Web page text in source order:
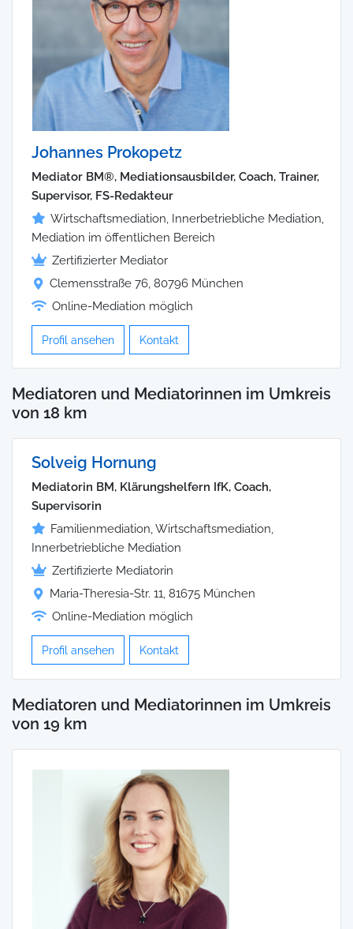
Johannes Prokopetz
Mediator BM®, Mediationsausbilder, Coach, Trainer,
Supervisor, FS-Redakteur
Wirtschaftsmediation, Innerbetriebliche Mediation,
Mediation im öffentlichen Bereich
Zertifizierter Mediator
Clemensstraße 76, 80796 München
Online-Mediation möglich
Profil ansehen Kontakt
Mediatoren und Mediatorinnen im Umkreis
von 18 km
Solveig Hornung
Mediatorin BM, Klärungshelfern IfK, Coach,
Supervisorin
Familienmediation, Wirtschaftsmediation,
Innerbetriebliche Mediation
Zertifizierte Mediatorin
Maria-Theresia-Str. 11, 81675 München
Online-Mediation möglich
Profil ansehen Kontakt
Mediatoren und Mediatorinnen im Umkreis
von 19 km